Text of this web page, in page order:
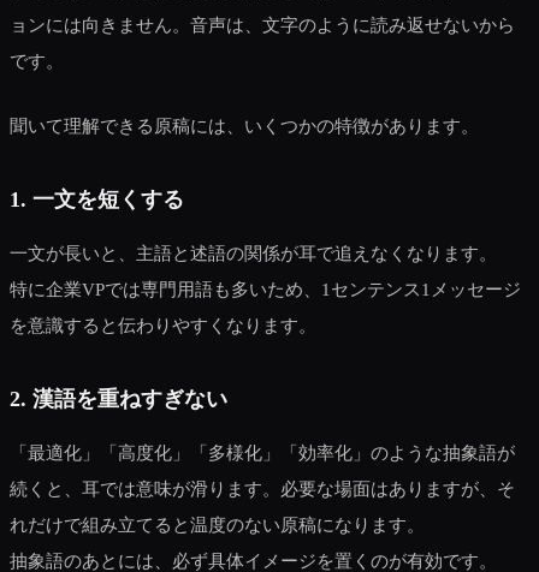
ョンには向きません。音声は、文字のように読み返せないから
です。
聞いて理解できる原稿には、いくつかの特徴があります。
1. 一文を短くする
一文が長いと、主語と述語の関係が耳で追えなくなります。
特に企業VPでは専門用語も多いため、1センテンス1メッセージ
を意識すると伝わりやすくなります。
2. 漢語を重ねすぎない
「最適化」「高度化」「多様化」「効率化」のような抽象語が
続くと、耳では意味が滑ります。必要な場面はありますが、そ
れだけで組み立てると温度のない原稿になります。
抽象語のあとには、必ず具体イメージを置くのが有効です。